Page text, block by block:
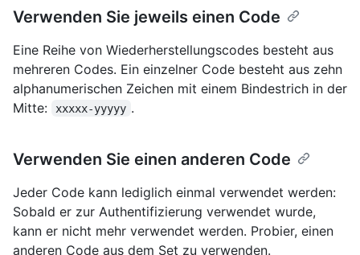
Verwenden Sie jeweils einen Code
Eine Reihe von Wiederherstellungscodes besteht aus
mehreren Codes. Ein einzelner Code besteht aus zehn
alphanumerischen Zeichen mit einem Bindestrich in der
Mitte:
xxxxx-yyyyy .
Verwenden Sie einen anderen Code
Jeder Code kann lediglich einmal verwendet werden:
Sobald er zur Authentifizierung verwendet wurde,
kann er nicht mehr verwendet werden. Probier, einen
anderen Code aus dem Set zu verwenden.